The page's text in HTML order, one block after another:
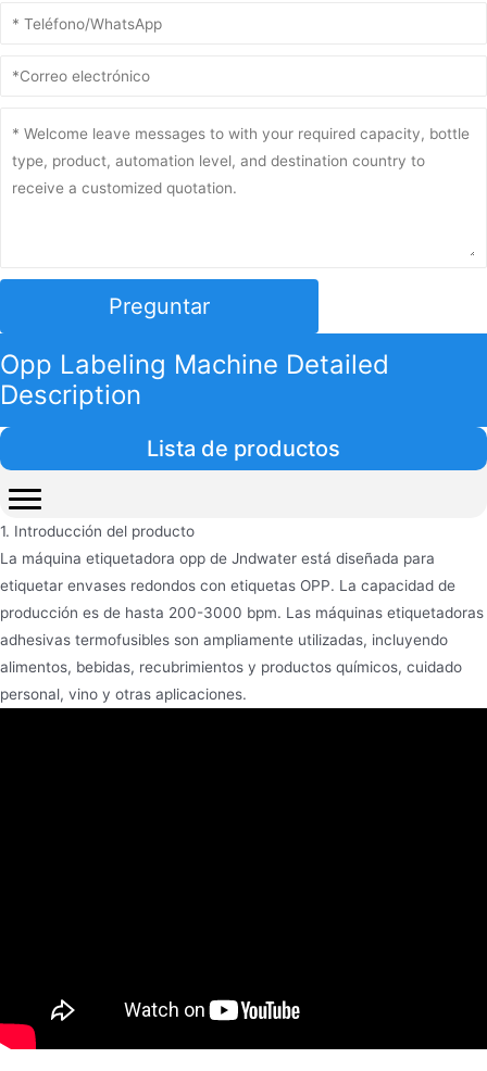
Preguntar
Opp Labeling Machine Detailed
Description
1. Introducción del producto
La máquina etiquetadora opp de Jndwater está diseñada para
etiquetar envases redondos con etiquetas OPP. La capacidad de
producción es de hasta 200-3000 bpm. Las máquinas etiquetadoras
adhesivas termofusibles son ampliamente utilizadas, incluyendo
alimentos, bebidas, recubrimientos y productos químicos, cuidado
personal, vino y otras aplicaciones.
Lista de productos